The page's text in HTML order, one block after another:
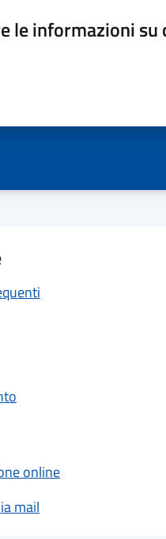
le informazioni su
online
mail